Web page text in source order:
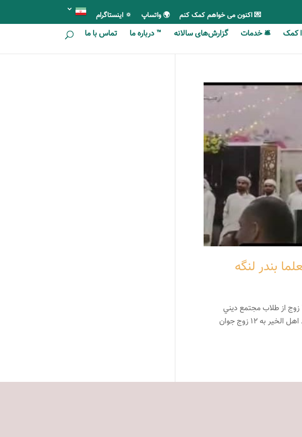
💌 اکنون می خواهم کمک کنم 🌍 واتساپ 🔅 اینستاگرام
کمک 🛎 خدمات گزارش‎‎‌های سالانه ™ درباره ما تماس با ما
بندر لنگه
با حضور جناب آقای رزمگاه در روز سه شنبه مورخ ١٤٠٤/٠٢/٠٢ در مراسم‌ عروسی دسته جمعی ١٢ زوج از طلاب مجتمع ديني
سلطان العلماء بندر لنگه، هدايايی به رسم یادبود از طرف اعضای هيئت مديره ی مؤسسه ی امجاد اهل الخیر به ١٢ زوج جوان